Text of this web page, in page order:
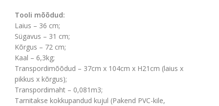
Tooli mõõdud:
Laius – 36 cm;
Sügavus – 31 cm;
Kõrgus – 72 cm;
Kaal – 6,3kg;
Transpordimõõdud – 37cm x 104cm x H21cm (laius x
pikkus x kõrgus);
Transpordimaht – 0,081m3;
Tarnitakse kokkupandud kujul (Pakend PVC-kile,